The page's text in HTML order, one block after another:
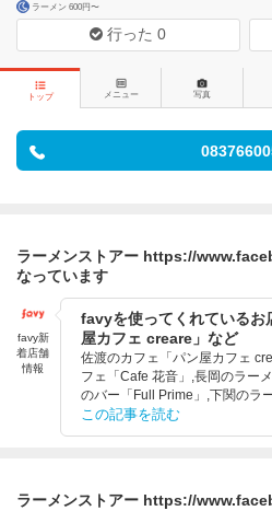
ラーメン 600円〜
行った0
トップ メニュー 写真
ラーメンストアー https://
なっています
favy新
着店舗
情報
favyを使ってくれているお
屋カフェ creare」など
佐渡のカフェ「パン屋カフェ
フェ「Cafe 花音」,長岡のラー
のバー「Full Prime」,下関のラ
この記事を読む
ラーメンストアー https://